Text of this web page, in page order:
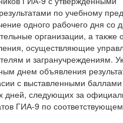
по учебному
одного рабочего дня со
организации, а также
осуществляющие
и загранучреждениям.
днем объявления
с выставленными
дней, следующих за
ГИА-9 по